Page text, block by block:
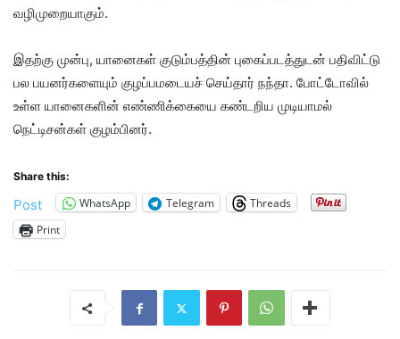
வழிமுறையாகும்.
இதற்கு முன்பு, யானைகள் குடும்பத்தின் புகைப்படத்துடன் பதிவிட்டு
பல பயனர்களையும் குழப்பமடையச் செய்தார் நந்தா. போட்டோவில்
உள்ள யானைகளின் எண்ணிக்கையை கண்டறிய முடியாமல்
நெட்டிசன்கள் குழம்பினர்.
Share this:
Post WhatsApp Telegram
Threads
Print